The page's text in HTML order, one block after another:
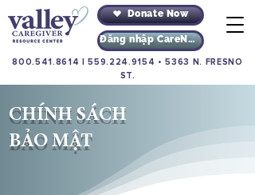
Donate Now
Đăng nhập CareNav
800.541.8614 |559.224.9154 •5363 N. FRESNO
ST.
CHÍNH SÁCH
BẢO MẬT